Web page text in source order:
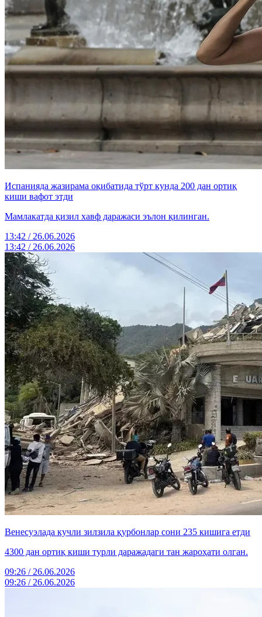
Испанияда жазирама оқибатида тўрт кунда 200 дан ортиқ
киши вафот этди
Мамлакатда қизил хавф даражаси эълон қилинган.
13:42 / 26.06.2026
13:42 / 26.06.2026
Венесуэлада кучли зилзила қурбонлар сони 235 кишига етди
4300 дан ортиқ киши турли даражадаги тан жароҳати олган.
09:26 / 26.06.2026
09:26 / 26.06.2026